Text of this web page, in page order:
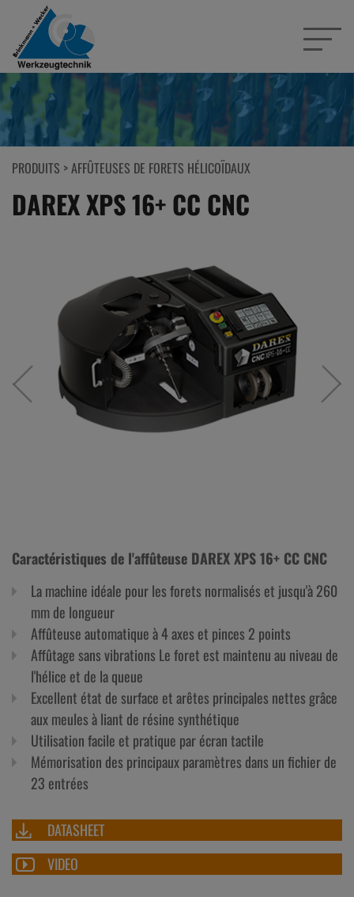
PRODUITS >AFFÛTEUSES DE FORETS HÉLICOÏDAUX
DAREX XPS 16+ CC CNC
Caractéristiques de l'affûteuse DAREX XPS 16+ CC CNC
La machine idéale pour les forets normalisés et jusqu'à 260
mm de longueur
Affûteuse automatique à 4 axes et pinces 2 points
Affûtage sans vibrations Le foret est maintenu au niveau de
l'hélice et de la queue
Excellent état de surface et arêtes principales nettes grâce
aux meules à liant de résine synthétique
Utilisation facile et pratique par écran tactile
Mémorisation des principaux paramètres dans un fichier de
23 entrées
DATASHEET
VIDEO